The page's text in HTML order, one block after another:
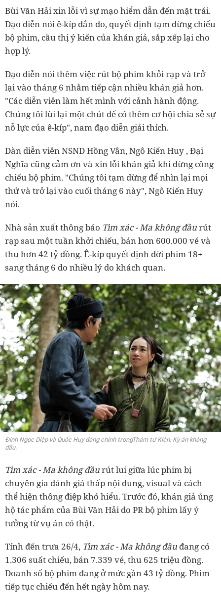
Bùi Văn Hải xin lỗi vì sự mạo hiểm dẫn đến mặt trái.
Đạo diễn nói ê-kíp đắn đo, quyết định tạm dừng chiếu
bộ phim, cầu thị ý kiến của khán giả, sắp xếp lại cho
hợp lý.
Đạo diễn nói thêm việc rút bộ phim khỏi rạp và trở
lại vào tháng 6 nhằm tiếp cận nhiều khán giả hơn.
"Các diễn viên làm hết mình với cảnh hành động.
Chúng tôi lùi lại một chút để có thêm cơ hội chia sẻ sự
nỗ lực của ê-kíp", nam đạo diễn giải thích.
Dàn diễn viên NSND Hồng Vân, Ngô Kiến Huy , Đại
Nghĩa cũng cảm ơn và xin lỗi khán giả khi dừng công
chiếu bộ phim. "Chúng tôi tạm dừng để nhìn lại mọi
thứ và trở lại vào cuối tháng 6 này", Ngô Kiến Huy
nói.
Nhà sản xuất thông báo Tìm xác - Ma không đầurút
rạp sau một tuần khởi chiếu, bán hơn 600.000 vé và
thu hơn 42 tỷ đồng. Ê-kíp quyết định dời phim 18+
sang tháng 6 do nhiều lý do khách quan.
Đinh Ngọc Diệp và Quốc Huy đóng chính trongThám tử Kiên: Kỳ án không
đầu.
Tìm xác - Ma không đầurút lui giữa lúc phim bị
chuyên gia đánh giá thấp nội dung, visual và cách
thể hiện thông điệp khó hiểu. Trước đó, khán giả ủng
hộ tác phẩm của Bùi Văn Hải do PR bộ phim lấy ý
tưởng từ vụ án có thật.
Tính đến trưa 26/4, Tìm xác - Ma không đầu đang có
1.306 suất chiếu, bán 7.339 vé, thu 625 triệu đồng.
Doanh số bộ phim đang ở mức gần 43 tỷ đồng. Phim
tiếp tục chiếu đến hết ngày hôm nay.